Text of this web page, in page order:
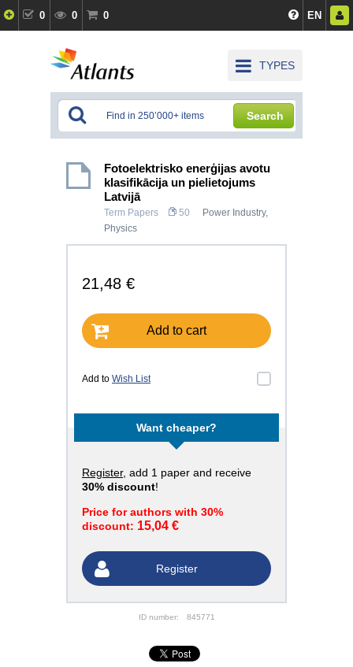
0 0 0 EN
TYPES
Search
Fotoelektrisko enerģijas avotu
klasifikācija un pielietojums
Latvijā
Term Papers 50 Power Industry,
Physics
21,48 €
Add to cart
Add to Wish List
Want cheaper?
Register, add 1 paper and receive
30% discount!
Price for authors with 30%
discount: 15,04 €
Register
ID number: 845771